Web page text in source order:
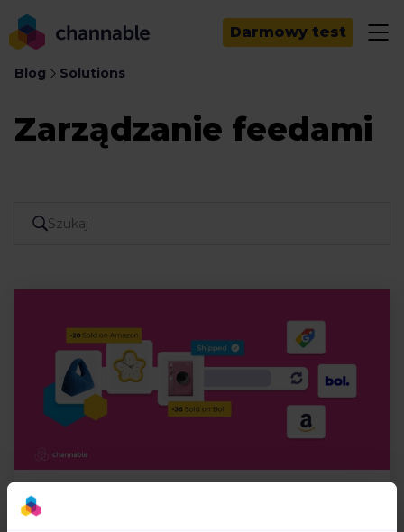
Darmowy test
Blog Solutions
Zarządzanie feedami
Zarządzanie feedami